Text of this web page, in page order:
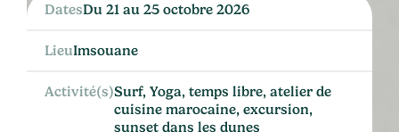
DatesDu 21 au 25 octobre 2026
LieuImsouane
Activité(s)Surf, Yoga, temps libre, atelier de
cuisine marocaine, excursion,
sunset dans les dunes